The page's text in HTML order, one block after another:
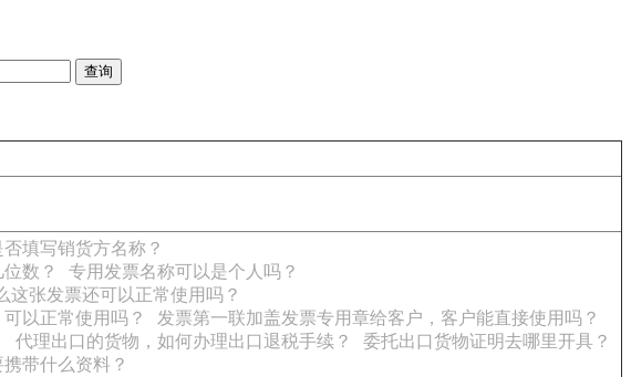
填写销货方名称？
数？
专用发票名称可以是个人吗？
张发票还可以正常使用吗？
以正常使用吗？
发票第一联加盖发票专用章给客户，客户能直接使用吗？
代理出口的货物，如何办理出口退税手续？
委托出口货物证明去哪里开具？
带什么资料？